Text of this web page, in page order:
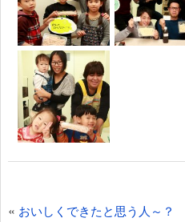
投
« おいしくできたと思う人～？